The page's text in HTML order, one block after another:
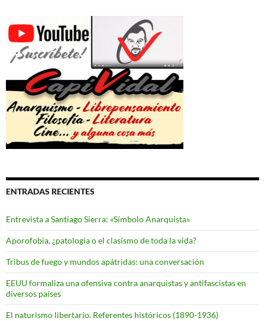
ENTRADAS RECIENTES
Entrevista a Santiago Sierra: «Símbolo Anarquista»
Aporofobia, ¿patología o el clasismo de toda la vida?
Tribus de fuego y mundos apátridas: una conversación
EEUU formaliza una ofensiva contra anarquistas y antifascistas en
diversos países
El naturismo libertario. Referentes históricos (1890-1936)